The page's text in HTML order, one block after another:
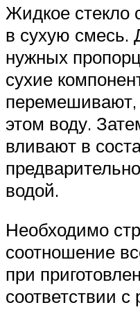
Жидкое стекло
в сухую смесь.
нужных
сухие
перемешивают,
этом воду.
вливают в
водой.
Необходимо
соотношение
при
соответствии с